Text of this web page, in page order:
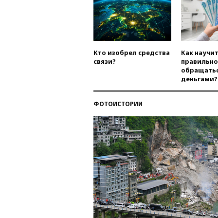
Кто изобрел средства
связи?
Как
правильно
деньгами?
ФОТОИСТОРИИ